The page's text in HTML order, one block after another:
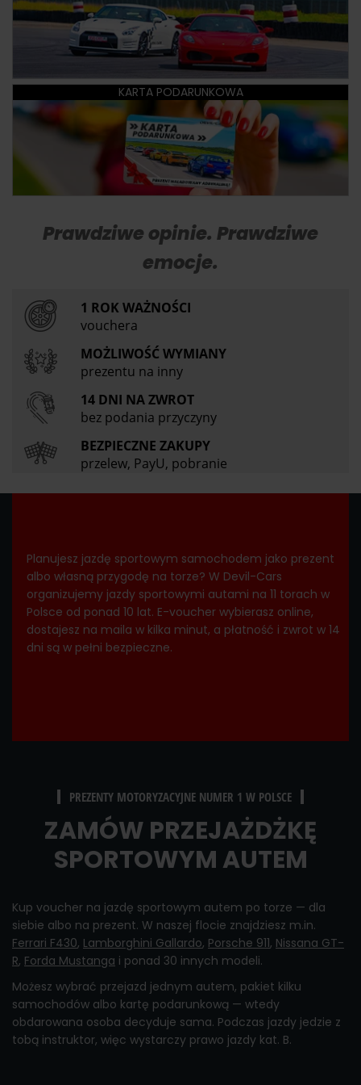
KARTA PODARUNKOWA
Prawdziwe opinie. Prawdziwe
emocje.
1 ROK WAŻNOŚCI
vouchera
MOŻLIWOŚĆ WYMIANY
prezentu na inny
14 DNI NA ZWROT
bez podania przyczyny
BEZPIECZNE ZAKUPY
przelew, PayU, pobranie
Planujesz jazdę sportowym samochodem jako prezent
albo własną przygodę na torze? W Devil-Cars
organizujemy jazdy sportowymi autami na 11 torach w
Polsce od ponad 10 lat. E-voucher wybierasz online,
dostajesz na maila w kilka minut, a płatność i zwrot w 14
dni są w pełni bezpieczne.
PREZENTY MOTORYZACYJNE NUMER 1 W POLSCE
ZAMÓW PRZEJAŻDŻKĘ
SPORTOWYM AUTEM
Kup voucher na jazdę sportowym autem po torze — dla
siebie albo na prezent. W naszej flocie znajdziesz m.in.
Ferrari F430, Lamborghini Gallardo, Porsche 911, Nissana GT-
R, Forda Mustanga i ponad 30 innych modeli.
Możesz wybrać przejazd jednym autem, pakiet kilku
samochodów albo kartę podarunkową — wtedy
obdarowana osoba decyduje sama. Podczas jazdy jedzie z
tobą instruktor, więc wystarczy prawo jazdy kat. B.